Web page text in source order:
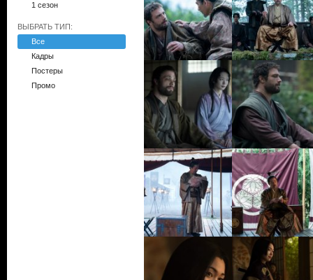
1 сезон
ВЫБРАТЬ ТИП:
Все
Кадры
Постеры
Промо